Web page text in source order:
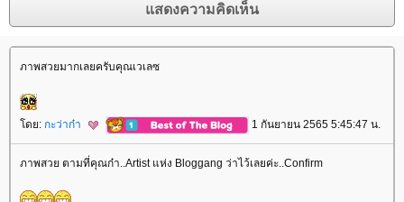
ภาพสวยมากเลยครับคุณเวเลซ
ดย: กะว่าก๋า 1 กันยายน 2565 5:45:47 น.
ภาพสวย ตามที่คุณก๋า..Artist แห่ง Bloggang ว่าไว้เลยค่ะ..Confirm